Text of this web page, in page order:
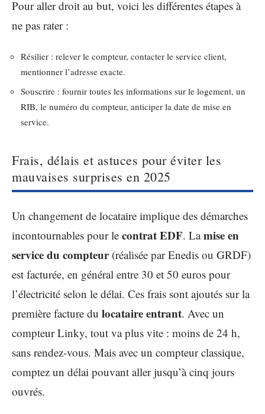
Pour aller droit au but, voici les différentes étapes à
ne pas rater :
Résilier : relever le compteur, contacter le service client,
mentionner l’adresse exacte.
Souscrire : fournir toutes les informations sur le logement, un
RIB, le numéro du compteur, anticiper la date de mise en
service.
Frais, délais et astuces pour éviter les
mauvaises surprises en 2025
Un changement de locataire implique des démarches
incontournables pour le contrat EDF. Lamise en
service du compteur(réalisée par Enedis ou GRDF)
est facturée, en général entre 30 et 50 euros pour
l’électricité selon le délai. Ces frais sont ajoutés sur la
première facture du locataire entrant. Avec un
compteur Linky, tout va plus vite : moins de 24 h,
sans rendez-vous. Mais avec un compteur classique,
comptez un délai pouvant aller jusqu’à cinq jours
ouvrés.